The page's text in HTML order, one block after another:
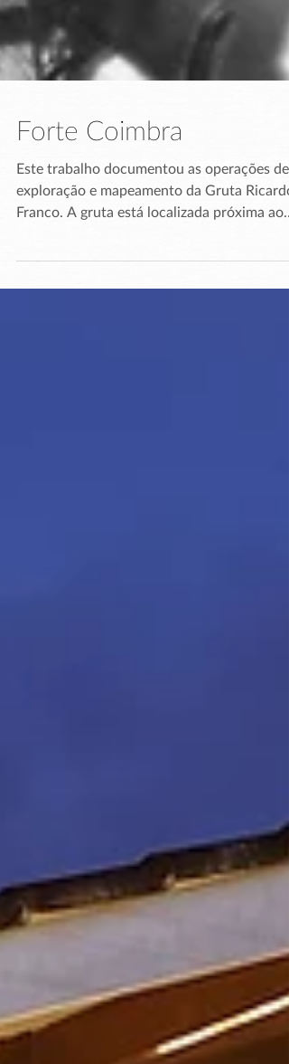
Forte Coimbra
Este trabalho documentou as operações de
exploração e mapeamento da Gruta Ricardo
Forte...